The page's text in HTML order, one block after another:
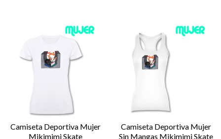
Camiseta Deportiva Mujer
Mikimimi Skate
Camiseta Deportiva Mujer
Sin Mangas Mikimimi Skate